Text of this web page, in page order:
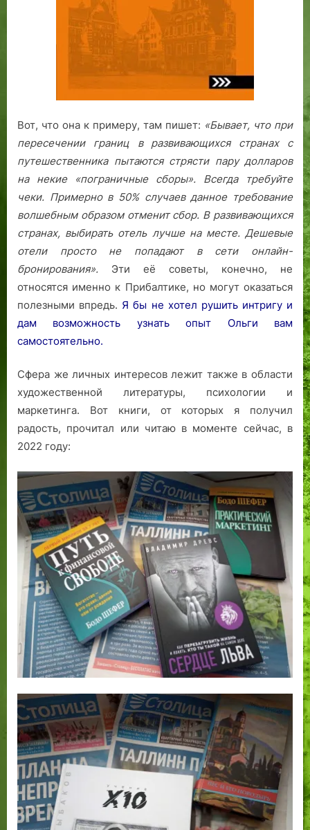
Вот, что она к примеру, там пишет: «Бывает, что при
пересечении границ в развивающихся странах с
путешественника пытаются стрясти пару долларов
на некие «пограничные сборы». Всегда требуйте
чеки. Примерно в 50% случаев данное требование
волшебным образом отменит сбор. В развивающихся
странах, выбирать отель лучше на месте. Дешевые
отели просто не попадают в сети онлайн-
бронирования». Эти её советы, конечно, не
относятся именно к Прибалтике, но могут оказаться
полезными впредь. Я бы не хотел рушить интригу и
дам возможность узнать опыт Ольги вам
самостоятельно.
Сфера же личных интересов лежит также в области
художественной литературы, психологии и
маркетинга. Вот книги, от которых я получил
радость, прочитал или читаю в моменте сейчас, в
2022 году: